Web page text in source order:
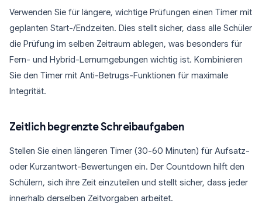
Verwenden Sie für längere, wichtige Prüfungen einen Timer mit
geplanten Start-/Endzeiten. Dies stellt sicher, dass alle Schüler
die Prüfung im selben Zeitraum ablegen, was besonders für
Fern- und Hybrid-Lernumgebungen wichtig ist. Kombinieren
Sie den Timer mit Anti-Betrugs-Funktionen für maximale
Integrität.
Zeitlich begrenzte Schreibaufgaben
Stellen Sie einen längeren Timer (30-60 Minuten) für Aufsatz-
oder Kurzantwort-Bewertungen ein. Der Countdown hilft den
Schülern, sich ihre Zeit einzuteilen und stellt sicher, dass jeder
innerhalb derselben Zeitvorgaben arbeitet.